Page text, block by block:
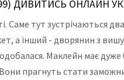
ДИВИТИСЬ ОНЛАЙН
Саме тут зустрічаються
а інший - дворянин з
Маклейн має дуже
прагнуть стати